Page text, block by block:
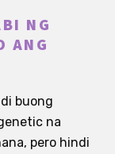
NG
ANG
buong
na
pero hindi